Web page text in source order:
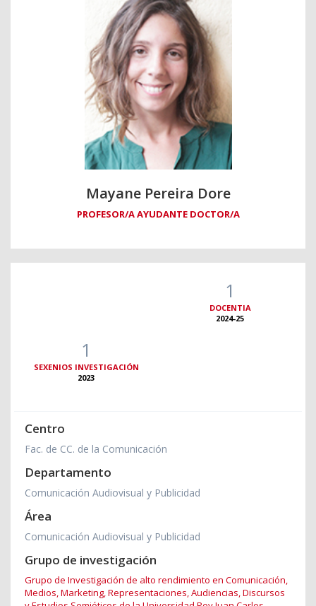
Mayane Pereira Dore
PROFESOR/A AYUDANTE DOCTOR/A
1
DOCENTIA
2024-25
1
SEXENIOS INVESTIGACIÓN
2023
Centro
Fac. de CC. de la Comunicación
Departamento
Comunicación Audiovisual y Publicidad
Área
Comunicación Audiovisual y Publicidad
Grupo de investigación
Grupo de Investigación de alto rendimiento en Comunicación,
Medios, Marketing, Representaciones, Audiencias, Discursos